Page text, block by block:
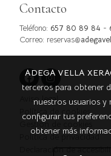
Contacto
Teléfono: 657 80 89 84 -
Correo: reservas@
Aviso legal
Política de cookies
Gestión de cookies
Política de privacidad
Declaración de
ADEGA VELLA
terceros para obtener
nuestros usuarios y
configurar tus
obtener más